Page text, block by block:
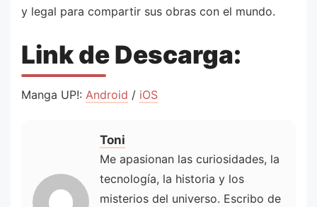
y legal para compartir sus obras con el mundo.
Link de Descarga:
Manga UP!: Android / iOS
Toni
Me apasionan las curiosidades, la
tecnología, la historia y los
misterios del universo. Escribo de